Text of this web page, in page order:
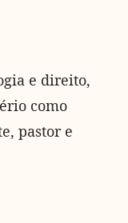
e direito,
como
pastor e